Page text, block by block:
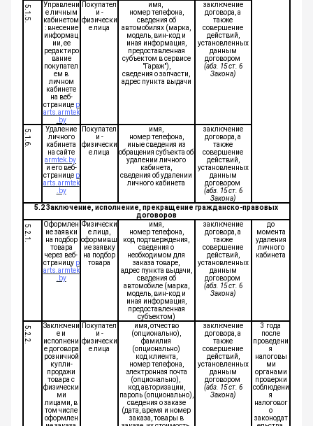
5.1.5.
Управлени
е личным
кабинетом
: внесение
информац
ии, ее
редактиро
вание
покупател
ем в
личном
кабинете
на веб-
странице p
arts.armtek
.by
Покупател
и -
физически
е лица
имя,
номер телефона,
сведения об
автомобилях (марка,
модель, вин-код и
иная информация,
предоставленная
субъектом в сервисе
"Гараж"),
сведения о запчасти,
адрес пункта выдачи
заключение
договора, а
также
совершение
действий,
установленных
данным
договором
(абз. 15 ст. 6
Закона)
5.1.6.
Удаление
личного
кабинета
на cайте
armtek.by
и его веб-
странице p
arts.armtek
.by
Покупател
и -
физически
е лица
имя,
номер телефона,
иные сведения из
обращения субъекта об
удалении личного
кабинета,
сведения об удалении
личного кабинета
заключение
договора, а
также
совершение
действий,
установленных
данным
договором
(абз. 15 ст. 6
Закона)
5.2 Заключение, исполнение, прекращение гражданско-правовых
договоров
5.2.1.
Оформлен
ие заявки
на подбор
товара
через веб-
страницу p
arts.armtek
.by
Физически
е лица,
оформивш
ие заявку
на подбор
товара
имя,
номер телефона,
код подтверждения,
сведения о
необходимом для
заказа товаре,
адрес пункта выдачи,
сведения об
автомобиле (марка,
модель, вин-код и
иная информация,
предоставленная
субъектом)
заключение
договора, а
также
совершение
действий,
установленных
данным
договором
(абз. 15 ст. 6
Закона)
до
момента
удаления
личного
кабинета
5.2.2.
Заключени
е и
исполнени
е договора
розничной
купли-
продажи
товара с
физически
ми
лицами, в
том числе
оформлен
Покупател
и -
физически
е лица
имя, отчество
(опционально),
фамилия
(опционально)
код клиента,
номер телефона,
электронная почта
(опционально),
код авторизации,
пароль (опционально),
сведения о заказе
(дата, время и номер
заказа, товары в
заключение
договора, а
также
совершение
действий,
установленных
данным
договором
(абз. 15 ст. 6
Закона)
3 года
после
проведени
я
налоговы
ми
органами
проверки
соблюдени
я
налоговог
о
законодат